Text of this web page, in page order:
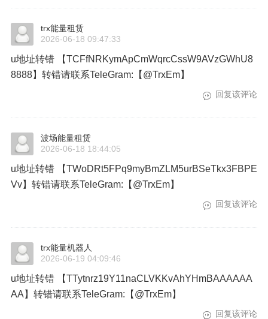
trx能量租赁
2026-06-18 09:47:33
u地址转错 【TCFfNRKymApCmWqrcCssW9AVzGWhU8
8888】转错请联系TeleGram:【@TrxEm】
回复该评论
波场能量租赁
2026-06-18 18:44:05
u地址转错 【TWoDRt5FPq9myBmZLM5urBSeTkx3FBPE
Vv】转错请联系TeleGram:【@TrxEm】
回复该评论
trx能量机器人
2026-06-19 04:09:46
u地址转错 【TTytnrz19Y11naCLVKKvAhYHmBAAAAAA
AA】转错请联系TeleGram:【@TrxEm】
回复该评论